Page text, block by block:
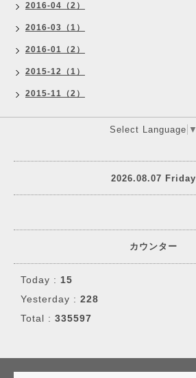
2016-04（2）
2016-03（1）
2016-01（2）
2015-12（1）
2015-11（2）
Select Language ▼
2026.08.07 Friday
カウンター
Today : 15
Yesterday : 228
Total : 335597